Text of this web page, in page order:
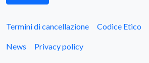
Termini di cancellazione Codice Etico
News Privacy policy